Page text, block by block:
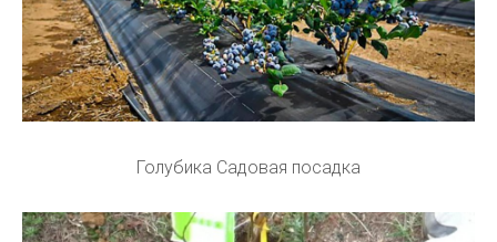
Голубика Садовая посадка